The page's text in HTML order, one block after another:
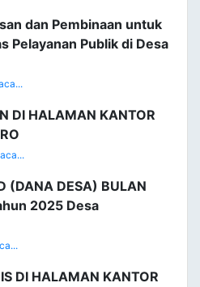
dan Pembinaan untuk
Pelayanan Publik di Desa
DI HALAMAN KANTOR
(DANA DESA) BULAN
2025 Desa
DI HALAMAN KANTOR